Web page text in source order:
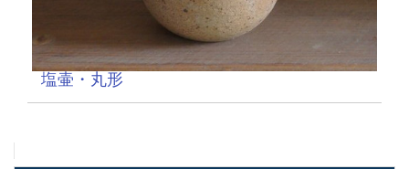
塩壷・丸形